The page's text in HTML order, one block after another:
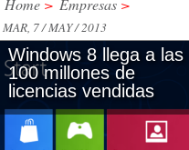
Home > Empresas >
MAR, 7 / MAY / 2013
Windows 8 llega a las
100 millones de
licencias vendidas